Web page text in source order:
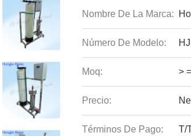
Nombre De La Marca:
Número De Modelo:
Moq: >
Precio:
Términos De Pago: T/